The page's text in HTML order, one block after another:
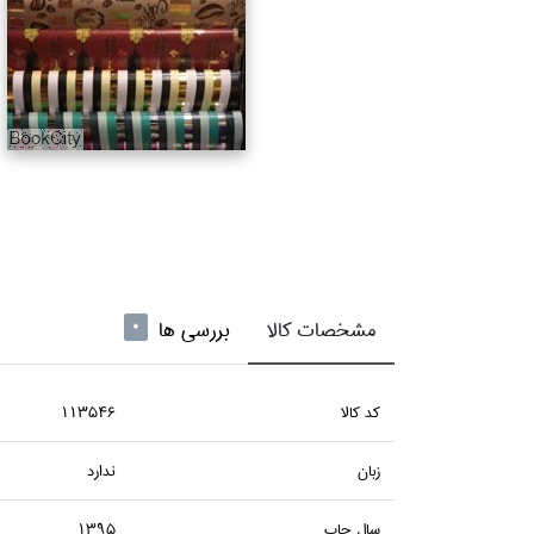
مشخصات کالا بررسی ها 0
كد كالا 113546
زبان ندارد